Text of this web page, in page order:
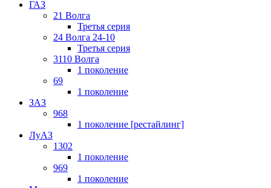
ГАЗ
21 Волга
Третья серия
24 Волга 24-10
Третья серия
3110 Волга
1 поколение
69
1 поколение
ЗАЗ
968
1 поколение [рестайлинг]
ЛуАЗ
1302
1 поколение
969
1 поколение